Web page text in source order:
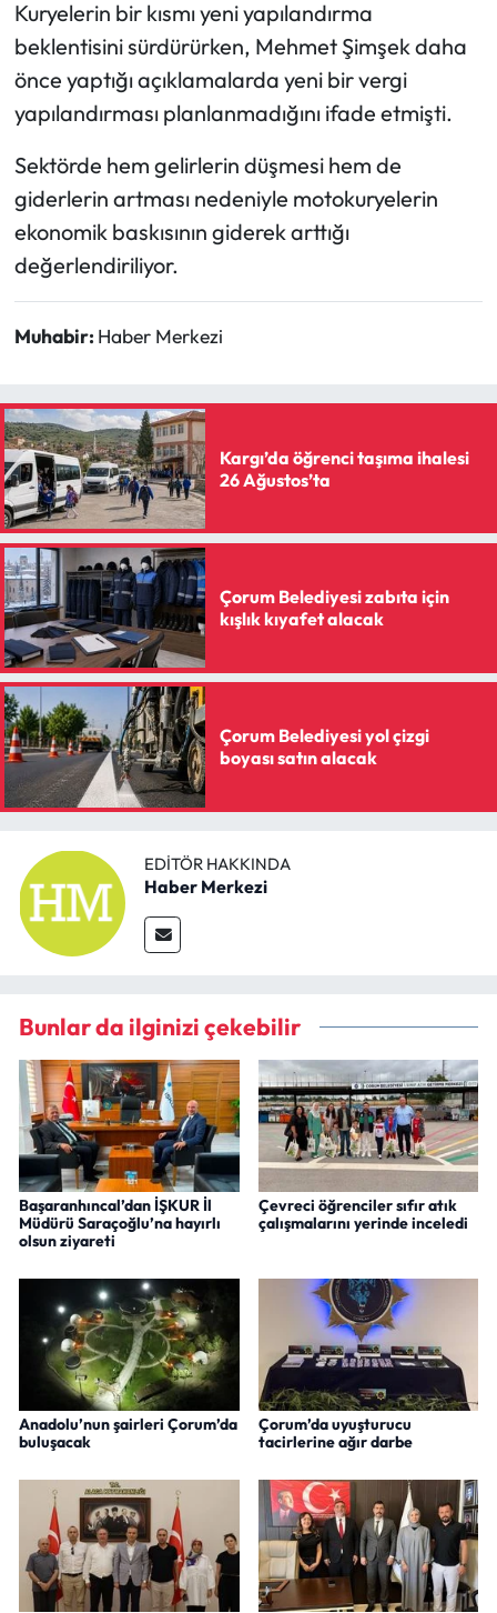
Kuryelerin bir kısmı yeni yapılandırma
beklentisini sürdürürken, Mehmet Şimşek daha
önce yaptığı açıklamalarda yeni bir vergi
yapılandırması planlanmadığını ifade etmişti.
Sektörde hem gelirlerin düşmesi hem de
giderlerin artması nedeniyle motokuryelerin
ekonomik baskısının giderek arttığı
değerlendiriliyor.
Muhabir: Haber Merkezi
Kargı’da öğrenci taşıma ihalesi
26 Ağustos’ta
Çorum Belediyesi zabıta için
kışlık kıyafet alacak
Çorum Belediyesi yol çizgi
boyası satın alacak
EDITÖR HAKKINDA
Haber Merkezi
Bunlar da ilginizi çekebilir
Başaranhıncal’dan İŞKUR İl
Müdürü Saraçoğlu’na hayırlı
olsun ziyareti
Çevreci öğrenciler sıfır atık
çalışmalarını yerinde inceledi
Anadolu’nun şairleri Çorum’da
buluşacak
Çorum’da uyuşturucu
tacirlerine ağır darbe